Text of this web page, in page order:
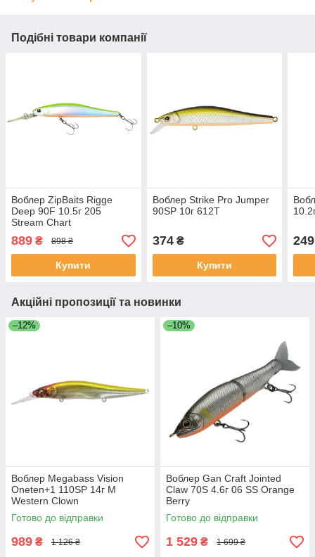
Подібні товари компанії
Воблер ZipBaits Rigge
Deep 90F 10.5г 205
Stream Chart
889 ₴ 898 ₴
Купити
Воблер Strike Pro Jumper
90SP 10г 612T
374₴
Купити
249
Акційні пропозиції та новинки
–12%
Воблер Megabass Vision
Oneten+1 110SP 14г M
Western Clown
Готово до відправки
989 ₴ 1 126 ₴
–10%
Воблер Gan Craft Jointed
Claw 70S 4.6г 06 SS Orange
Berry
Готово до відправки
1 529 ₴ 1 699 ₴